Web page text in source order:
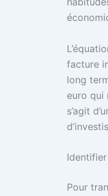
facture
long
euro qui
s’agit
Pour